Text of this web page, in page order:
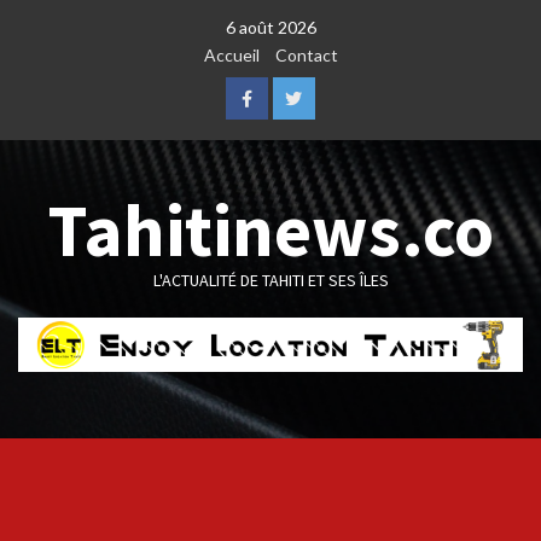
6 août 2026
Accueil
Contact
FacebookTwitter
Tahitinews.co
L'ACTUALITÉ DE TAHITI ET SES ÎLES